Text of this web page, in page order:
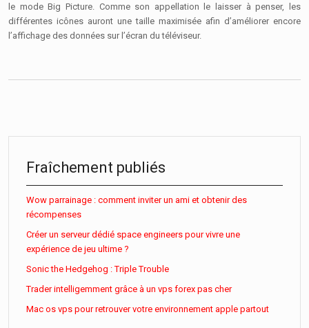
le mode Big Picture. Comme son appellation le laisser à penser, les
différentes icônes auront une taille maximisée afin d’améliorer encore
l’affichage des données sur l’écran du téléviseur.
Fraîchement publiés
Wow parrainage : comment inviter un ami et obtenir des
récompenses
Créer un serveur dédié space engineers pour vivre une
expérience de jeu ultime ?
Sonic the Hedgehog : Triple Trouble
Trader intelligemment grâce à un vps forex pas cher
Mac os vps pour retrouver votre environnement apple partout